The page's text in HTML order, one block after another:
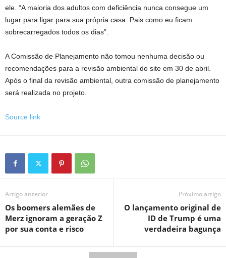
ele. “A maioria dos adultos com deficiência nunca consegue um
lugar para ligar para sua própria casa. Pais como eu ficam
sobrecarregados todos os dias”.
A Comissão de Planejamento não tomou nenhuma decisão ou
recomendações para a revisão ambiental do site em 30 de abril.
Após o final da revisão ambiental, outra comissão de planejamento
será realizada no projeto.
Source link
Artigo anterior
Os boomers alemães de
Merz ignoram a geração Z
por sua conta e risco
Próximo artigo
O lançamento original de
ID de Trump é uma
verdadeira bagunça